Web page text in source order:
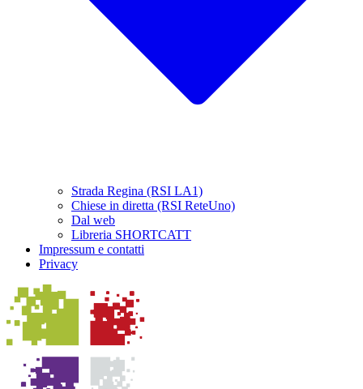
Strada Regina (RSI LA1)
Chiese in diretta (RSI ReteUno)
Dal web
Libreria SHORTCATT
Impressum e contatti
Privacy